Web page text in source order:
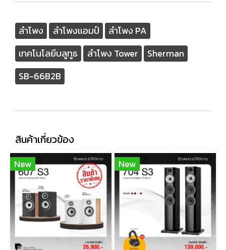
ลำโพง ลำโพงเเอมป์
ลำโพง PA
เทคโนโลยีบลูทูธ
ลำโพง Tower
Sherman
SB-66B2B
สินค้าเกี่ยวข้อง
New New